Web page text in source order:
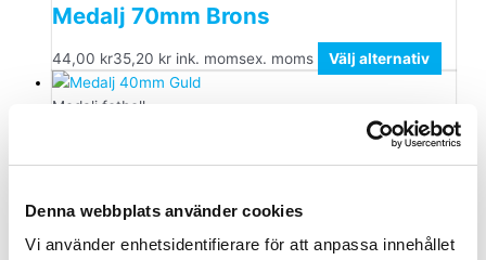
Denna webbplats använder cookies
Vi använder enhetsidentifierare för att anpassa innehållet
Medalj 70mm Brons
44,00 kr35,20 kr ink. momsex. moms Välj alternativ
Medalj fotboll
Den här produkten har flera varianter. De olika
alternativen kan väljas på produktsidan